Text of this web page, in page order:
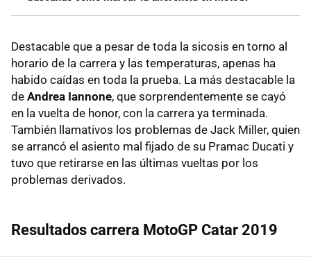
Destacable que a pesar de toda la sicosis en torno al
horario de la carrera y las temperaturas, apenas ha
habido caídas en toda la prueba. La más destacable la
de Andrea Iannone, que sorprendentemente se cayó
en la vuelta de honor, con la carrera ya terminada.
También llamativos los problemas de Jack Miller, quien
se arrancó el asiento mal fijado de su Pramac Ducati y
tuvo que retirarse en las últimas vueltas por los
problemas derivados.
Resultados carrera MotoGP Catar 2019